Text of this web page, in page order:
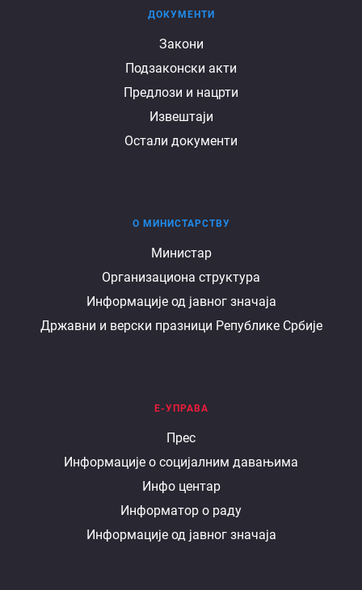
ДОКУМЕНТИ
Закони
Подзаконски акти
Предлози и нацрти
Извештаји
Остали документи
министарству
О МИНИСТАРСТВУ
Министар
Организациона структура
Информације од јавног значаја
Државни и верски празници Републике Србије
Е-УПРАВА
Прес
Информације о социјалним давањима
Инфо центар
Информатор о раду
Информације од јавног значаја